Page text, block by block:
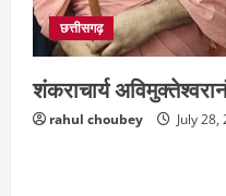
छत्तीसगढ़
शंकराचार्य
rahul choubey July 28,
5 July
दुनिया
ग्रेटर
लोग बीमार